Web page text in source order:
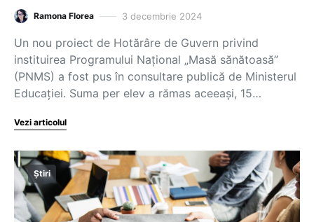
Ramona Florea 3 decembrie 2024
Un nou proiect de Hotărâre de Guvern privind
instituirea Programului Național „Masă sănătoasă”
(PNMS) a fost pus în consultare publică de Ministerul
Educației. Suma per elev a rămas aceeași, 15…
Vezi articolul
Știri